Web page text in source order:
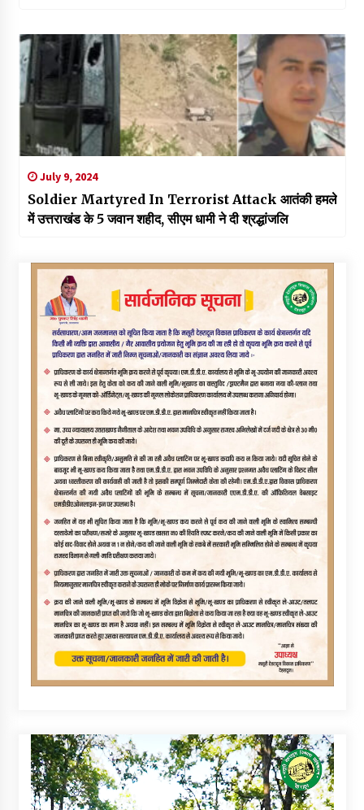
July 9, 2024
Soldier Martyred In Terrorist Attack आतंकी हमले
में उत्तराखंड के 5 जवान शहीद, सीएम धामी ने दी श्रद्धांजलि